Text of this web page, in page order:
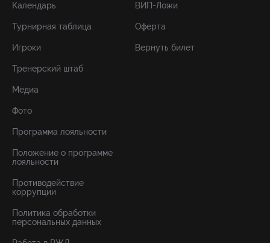
Календарь
Турнирная таблица
Игроки
Тренерский штаб
Медиа
Фото
Программа лояльности
Положение о программе
лояльности
Противодействие
коррупции
Политика обработки
персональных данных
ВИП-Ложи
Оферта
Вернуть билет